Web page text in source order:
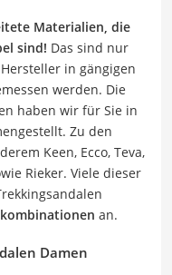
Materialien, die
sind! Das sind nur
in gängigen
werden. Die
haben wir für Sie in
Zu den
Keen, Ecco, Teva,
Rieker. Viele dieser
an.
Damen